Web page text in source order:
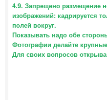
4.9. Запрещено размещение
изображений: кадрируется
полей вокруг.
Показывать надо обе
Фотографии делайте
Для своих вопросов